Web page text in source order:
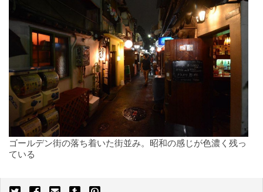
ゴールデン街の落ち着いた街並み。昭和の感じが色濃く残っ
ている